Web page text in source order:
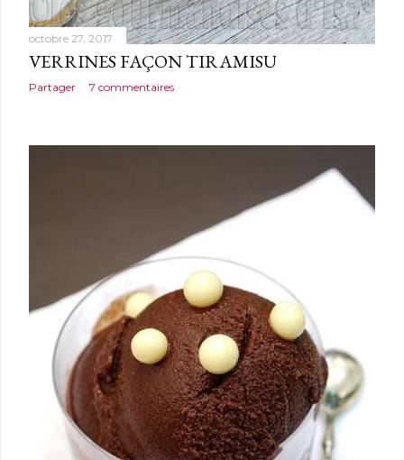
octobre 27, 2017
VERRINES FAÇON TIRAMISU
Partager 7 commentaires